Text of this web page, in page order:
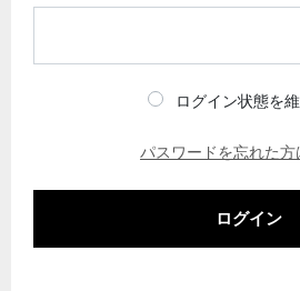
ログイン状態を
パスワードを忘れた方
ログイン